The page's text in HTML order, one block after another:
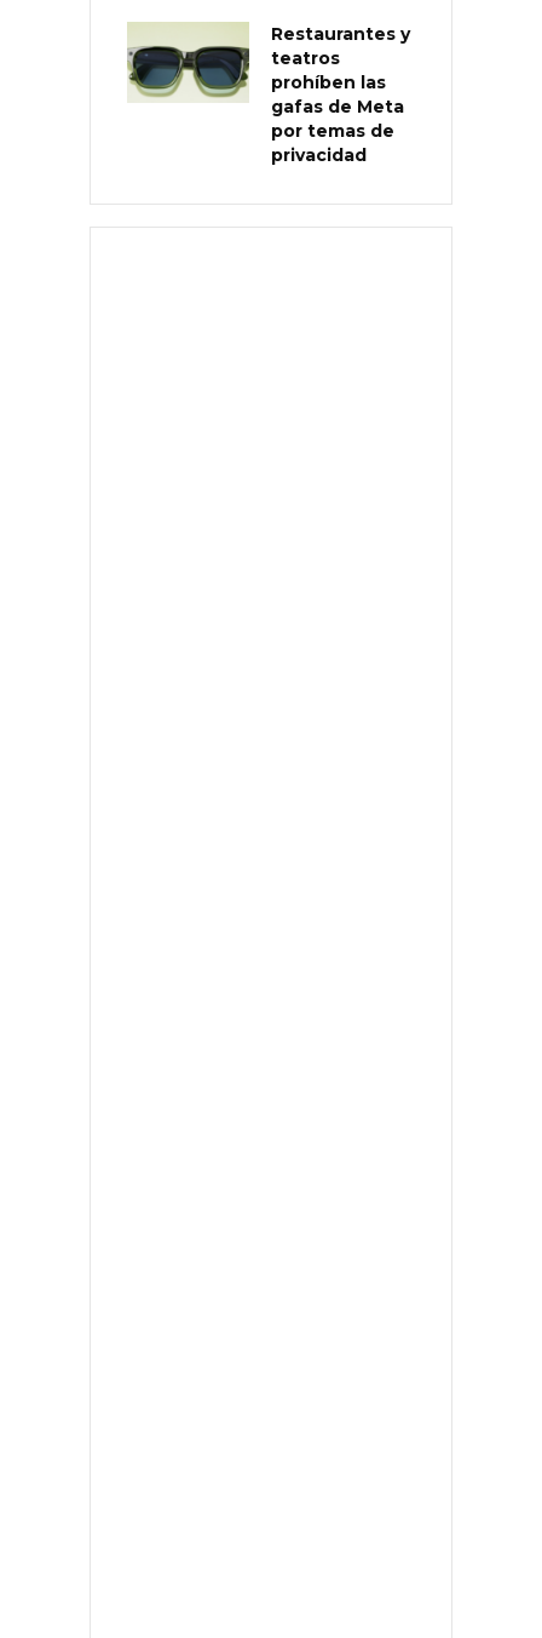
Restaurantes y
teatros
prohíben las
gafas de Meta
por temas de
privacidad